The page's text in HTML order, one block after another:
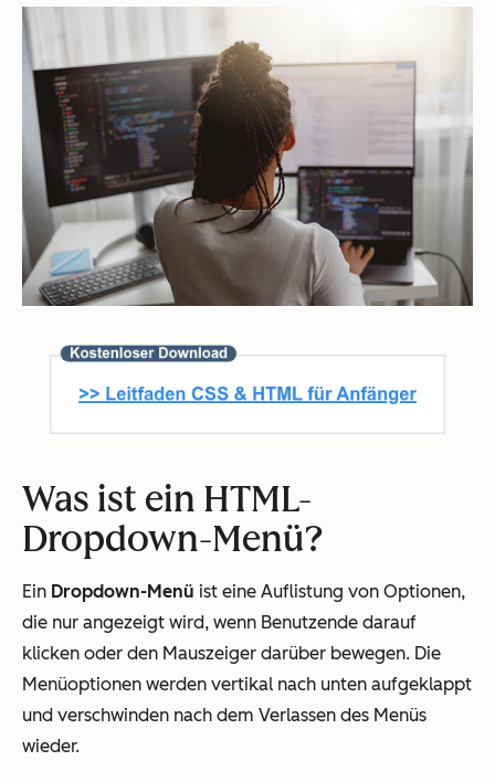
Was ist ein HTML-
Dropdown-Menü?
Ein Dropdown-Menü ist eine Auflistung von Optionen,
die nur angezeigt wird, wenn Benutzende darauf
klicken oder den Mauszeiger darüber bewegen. Die
Menüoptionen werden vertikal nach unten aufgeklappt
und verschwinden nach dem Verlassen des Menüs
wieder.